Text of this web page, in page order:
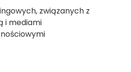
mnie o dostępności
związanych z
i mediami